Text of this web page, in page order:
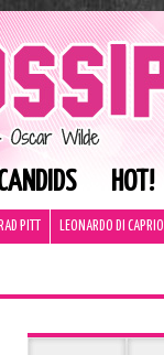
HOT!
PITT LEONARDO DI CAPRIO